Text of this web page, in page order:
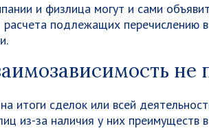
и физлица могут и сами
расчета подлежащих перечислению
не
на итоги сделок или всей
из-за наличия у них преимуществ